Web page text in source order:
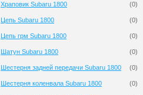
Храповик Subaru 1800 (0)
Цепь Subaru 1800 (0)
Цепь грм Subaru 1800 (0)
Шатун Subaru 1800 (0)
Шестерня задней передачи Subaru 1800 (0)
Шестерня коленвала Subaru 1800 (0)